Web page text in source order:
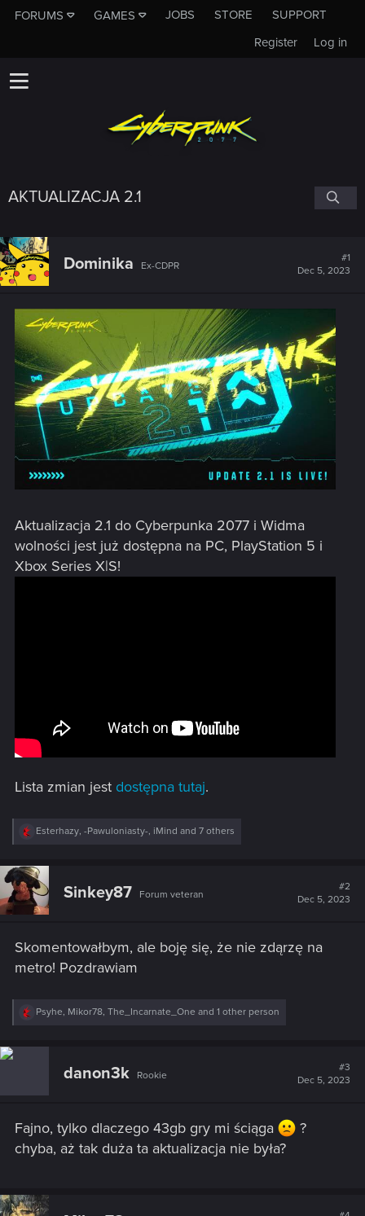
FORUMS GAMES JOBS STORE
SUPPORT
Log in
Register
AKTUALIZACJA 2.1
Dominika Ex-CDPR
#1
Dec 5, 2023
Aktualizacja 2.1 do Cyberpunka 2077 i Widma
wolności jest już dostępna na PC, PlayStation 5 i
Xbox Series X|S!
Lista zmian jest dostępna tutaj.
R
c
t
i
o
:
Esterhazy, -Pawuloniasty-, iMind and 7 others
Sinkey87 Forum veteran
#2
Dec 5, 2023
Skomentowałbym, ale boję się, że nie zdąrzę na
metro! Pozdrawiam
R
c
:
Psyhe, Mikor78, The_Incarnate_One and 1 other person
danon3k Rookie
#3
Dec 5, 2023
Fajno, tylko dlaczego 43gb gry mi ściąga
?
chyba, aż tak duża ta aktualizacja nie była?